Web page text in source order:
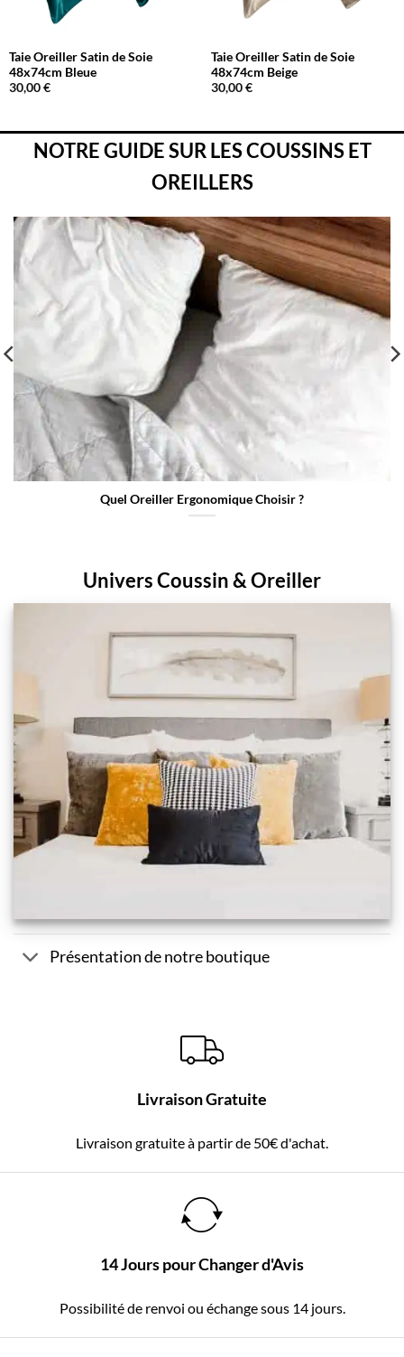
Taie Oreiller Satin de Soie
48x74cm Bleue
30,00€
Taie Oreiller Satin de Soie
48x74cm Beige
30,00€
NOTRE GUIDE SUR LES COUSSINS ET
OREILLERS
Quel Oreiller Ergonomique Choisir ?
Univers Coussin & Oreiller
Présentation de notre boutique
Livraison Gratuite
Livraison gratuite à partir de 50€ d'achat.
14 Jours pour Changer d'Avis
Possibilité de renvoi ou échange sous 14 jours.